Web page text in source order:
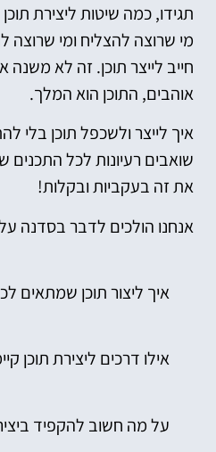
תגידו, כמה שיטות ליצירת
מי שרוצה להצליח ומי שרוצה
חייב לייצר תוכן. זה לא
אוהבים, התוכן הוא המלך.
איך לייצר ולשכפל תוכן בלי
שואבים רעיונות לכל התכנים
את זה בעקביות ובקלות!
אנחנו הולכים לדבר בסדנה
איך ליצור תוכן שמתאים
אילו דרכים ליצירת תוכן
על מה חשוב להקפיד